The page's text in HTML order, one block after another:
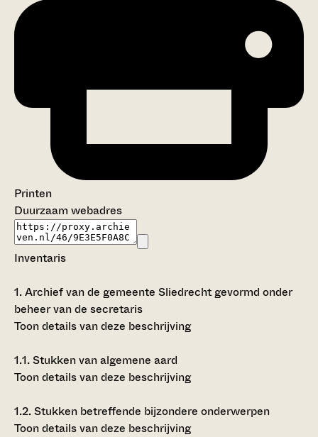
Printen
Duurzaam webadres
Inventaris
1.Archief van de gemeente Sliedrecht gevormd onder
beheer van de secretaris
Toon details van deze beschrijving
1.1.Stukken van algemene aard
Toon details van deze beschrijving
1.2.Stukken betreffende bijzondere onderwerpen
Toon details van deze beschrijving